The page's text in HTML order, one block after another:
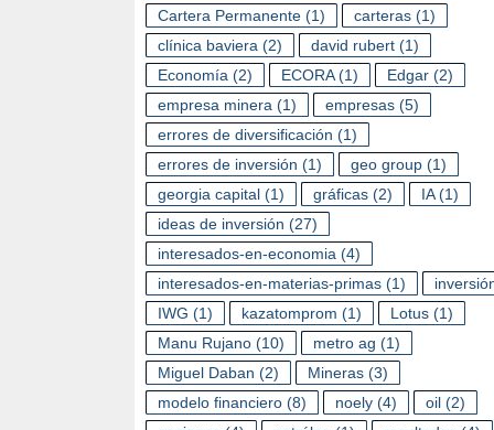
Cartera Permanente (1) carteras (1)
clínica baviera (2) david rubert (1)
Economía (2) ECORA(1) Edgar (2)
empresa minera (1) empresas (5)
errores de diversificación (1)
errores de inversión (1) geo group (1)
georgia capital (1) gráficas (2) IA(1)
ideas de inversión (27)
interesados-en-economia (4)
interesados-en-materias-primas (1)
IWG (1) kazatomprom (1) Lotus (1)
Manu Rujano (10) metro ag (1)
Miguel Daban (2) Mineras (3)
modelo financiero (8) noely (4) oil (2)